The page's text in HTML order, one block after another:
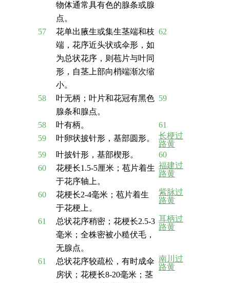
物体通常具有色的腺条或腺
点。
57
花单出腋生或集生茎端和枝
端，花序近头状或伞形，如
为总状花序，则苞片与叶同
形，自茎上部向梢端渐次缩
小。
62
58
叶无柄；叶片和花冠有黑色
腺条和腺点。
59
58 叶有柄。
61
59
叶卵状披针形，基部圆形。
长梗过
路黄
59
叶披针形，基部楔形。
60
60
花梗长1.5-5厘米；苞片着生
于花序轴上。
福建过
路黄
60
花梗长2-4毫米；苞片着生
于花梗上。
紫脉过
路黄
61
总状花序稍密；花梗长2.5-3
毫米；全株密被小糙伏毛，
无腺点。
耳柄过
路黄
61
总状花序较疏松，有时成伞
房状；花梗长8-20毫米；茎
南川过
路黄